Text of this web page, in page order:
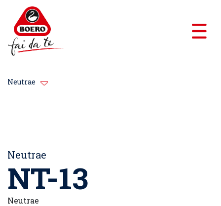
Neutrae
Neutrae
NT-13
Neutrae